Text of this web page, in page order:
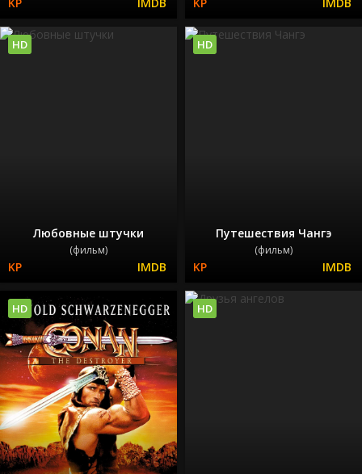
Любовные штучки
(фильм)
HD
Путешествия Чангэ
(фильм)
HD
HD HD